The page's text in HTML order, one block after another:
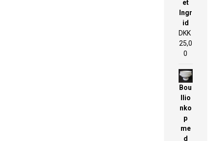
et
Ingr
id
DKK
25,0
0
Bou
llio
nko
p
me
d